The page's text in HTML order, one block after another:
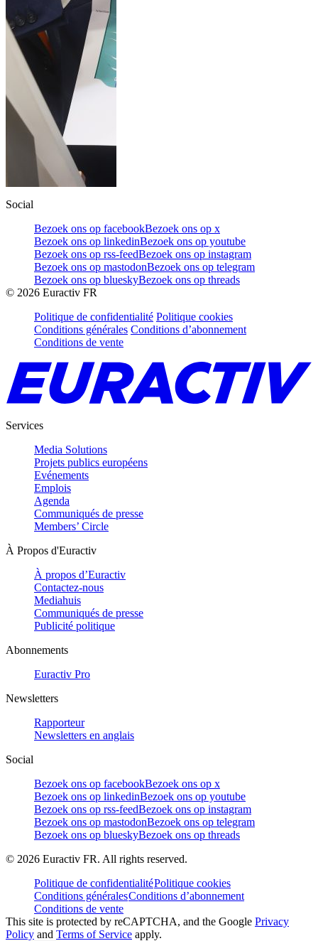
Social
Bezoek ons op facebookBezoek ons op x
Bezoek ons op linkedinBezoek ons op youtube
Bezoek ons op rss-feedBezoek ons op instagram
Bezoek ons op mastodonBezoek ons op telegram
Bezoek ons op blueskyBezoek ons op threads
© 2026 Euractiv FR
Politique de confidentialité Politique cookies
Conditions générales Conditions d’abonnement
Conditions de vente
Services
Media Solutions
Projets publics européens
Evénements
Emplois
Agenda
Communiqués de presse
Members’ Circle
À Propos d'Euractiv
À propos d’Euractiv
Contactez-nous
Mediahuis
Communiqués de presse
Publicité politique
Abonnements
Euractiv Pro
Newsletters
Rapporteur
Newsletters en anglais
Social
Bezoek ons op facebookBezoek ons op x
Bezoek ons op linkedinBezoek ons op youtube
Bezoek ons op rss-feedBezoek ons op instagram
Bezoek ons op mastodonBezoek ons op telegram
Bezoek ons op blueskyBezoek ons op threads
© 2026 Euractiv FR. All rights reserved.
Politique de confidentialitéPolitique cookies
Conditions généralesConditions d’abonnement
Conditions de vente
This site is protected by reCAPTCHA, and the Google Privacy
Policy and Terms of Service apply.